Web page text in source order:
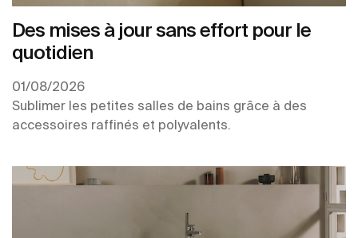
Des mises à jour sans effort pour le
quotidien
01/08/2026
Sublimer les petites salles de bains grâce à des
accessoires raffinés et polyvalents.